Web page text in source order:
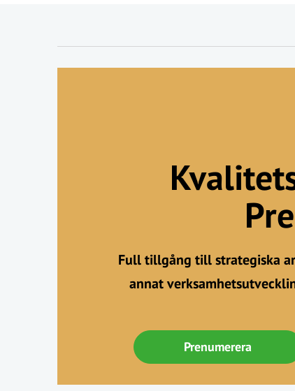
Full tillgång till strategiska
annat
Prenumerera